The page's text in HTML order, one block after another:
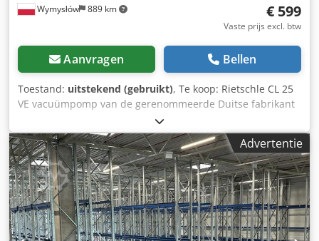
Wymysłów 889 km € 599
Vaste prijs excl. btw
Aanvragen Bellen
Toestand: uitstekend (gebruikt), Te koop: Rietschle CL 25
VE vacuümpomp van de gerenommeerde Duitse fabrikant
Rietschle. Dit apparaat is bedoeld voor het creëren van
een vacuüm in machines, productielijnen en systemen met
vacuümzuignappen en vacuümtafels. De pomp is uitgerust
met een olieopvangreservoir met peilglas en een
elektrische aandrijving. De robuuste constructie
garandeert een lange levensduur en betrouwbare werking.
De visuele staat komt overeen met de foto's – normale
gebruikssporen. Technische gegevens: Fabrikant: Rietschle
Model: CL 25 VE Serienummer: 325202 Productieland:
Advertentie